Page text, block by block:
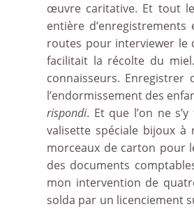
œuvre caritative. Et tout
entière
routes pour interviewer le
facilitait la récolte du
connaisseurs.
l’endormissement des
rispondi. Et que l’on ne
valisette spéciale bijoux
morceaux de carton pour
des documents
mon intervention de
solda par un licenciement